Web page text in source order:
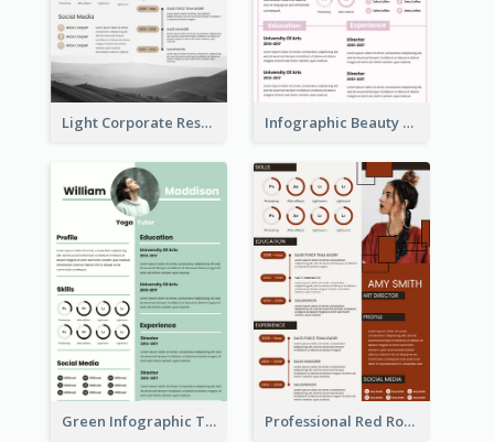
Light Corporate Resume Infographic Beauty Consultant Resume
Green Infographic Teacher Resume Professional Red Rouge Resume